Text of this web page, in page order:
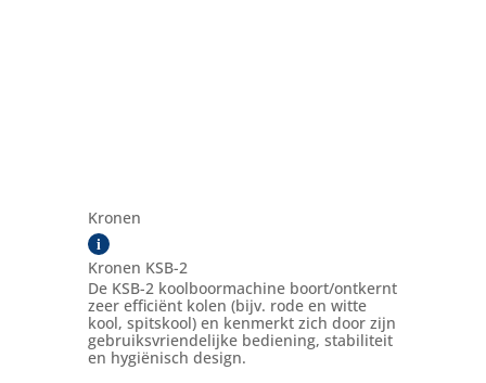
Kronen
i
Kronen KSB-2
De KSB-2 koolboormachine boort/ontkernt
zeer efficiënt kolen (bijv. rode en witte
kool, spitskool) en kenmerkt zich door zijn
gebruiksvriendelijke bediening, stabiliteit
en hygiënisch design.